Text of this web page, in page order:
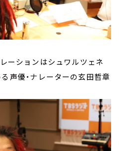
ーションはシュワルツェネ
声優・ナレーターの玄田哲章